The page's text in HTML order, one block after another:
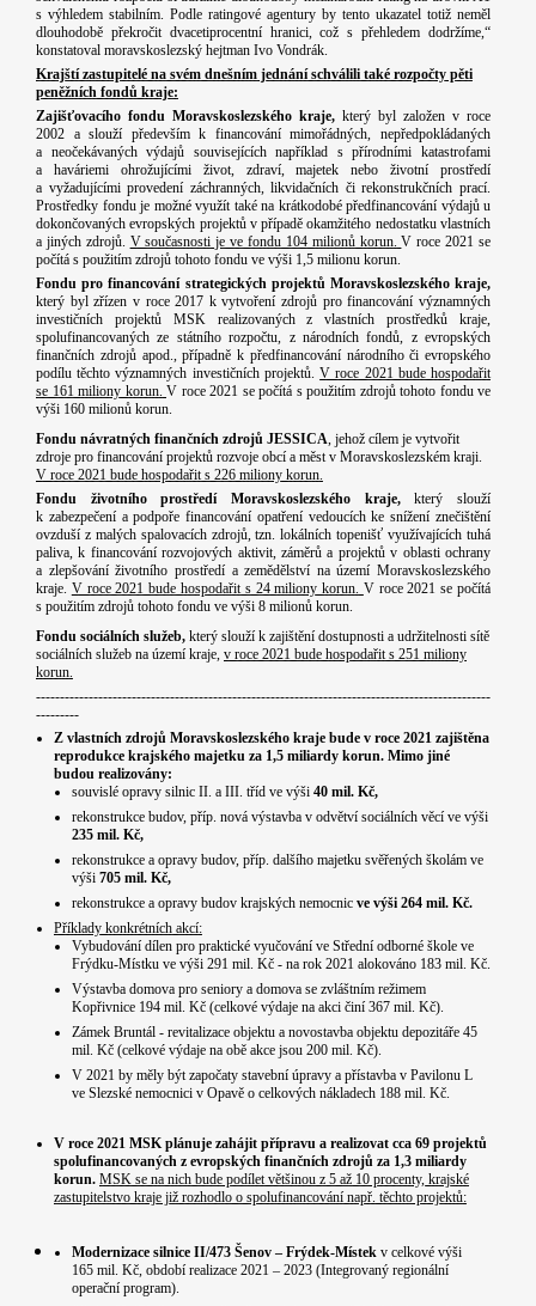
s výhledem stabilním. Podle ratingové agentury by tento ukazatel totiž neměl
dlouhodobě překročit dvacetiprocentní hranici, což s přehledem dodržíme,“
konstatoval moravskoslezský hejtman Ivo Vondrák.
Krajští zastupitelé na svém dnešním jednání schválili také rozpočty pěti
peněžních fondů kraje:
Zajišťovacího fondu Moravskoslezského kraje, který byl založen v roce
2002 a slouží především k financování mimořádných, nepředpokládaných
a neočekávaných výdajů souvisejících například s přírodními katastrofami
a haváriemi ohrožujícími život, zdraví, majetek nebo životní prostředí
a vyžadujícími provedení záchranných, likvidačních či rekonstrukčních prací.
Prostředky fondu je možné využít také na krátkodobé předfinancování výdajů u
dokončovaných evropských projektů v případě okamžitého nedostatku vlastních
a jiných zdrojů. V současnosti je ve fondu 104 milionů korun.V roce 2021 se
počítá s použitím zdrojů tohoto fondu ve výši 1,5 milionu korun.
Fondu pro financování strategických projektů Moravskoslezského kraje,
který byl zřízen v roce 2017 k vytvoření zdrojů pro financování významných
investičních projektů MSK realizovaných z vlastních prostředků kraje,
spolufinancovaných ze státního rozpočtu, z národních fondů, z evropských
finančních zdrojů apod., případně k předfinancování národního či evropského
podílu těchto významných investičních projektů.V roce 2021 bude hospodařit
se 161 miliony korun. V roce 2021 se počítá s použitím zdrojů tohoto fondu ve
výši 160 milionů korun.
Fondu návratných finančních zdrojů JESSICA , jehož cílem je vytvořit
zdroje pro financování projektů rozvoje obcí a měst v Moravskoslezském kraji.
V roce 2021 bude hospodařit s 226 miliony korun.
Fondu životního prostředí Moravskoslezského kraje,který slouží
k zabezpečení a podpoře financování opatření vedoucích ke snížení znečištění
ovzduší z malých spalovacích zdrojů, tzn. lokálních topenišť využívajících tuhá
paliva, k financování rozvojových aktivit, záměrů a projektů v oblasti ochrany
a zlepšování životního prostředí a zemědělství na území Moravskoslezského
kraje. V roce 2021 bude hospodařit s 24 miliony korun. V roce 2021 se počítá
s použitím zdrojů tohoto fondu ve výši 8 milionů korun.
Fondu sociálních služeb, který slouží k zajištění dostupnosti a udržitelnosti sítě
sociálních služeb na území kraje, v roce 2021 bude hospodařit s 251 miliony
korun.
-----------------------------------------------------------------------------------------------
---------
Z vlastních zdrojů Moravskoslezského kraje bude v roce 2021 zajištěna
reprodukce krajského majetku za 1,5 miliardy korun. Mimo jiné
budou realizovány:
souvislé opravy silnic II. a III. tříd ve výši 40 mil. Kč,
rekonstrukce budov, příp. nová výstavba v odvětví sociálních věcí ve výši
235 mil. Kč,
rekonstrukce a opravy budov, příp. dalšího majetku svěřených školám ve
výši 705 mil. Kč,
rekonstrukce a opravy budov krajských nemocnic ve výši 264 mil. Kč.
Příklady konkrétních akcí:
Vybudování dílen pro praktické vyučování ve Střední odborné škole ve
Frýdku-Místku ve výši 291 mil. Kč - na rok 2021 alokováno 183 mil. Kč.
Výstavba domova pro seniory a domova se zvláštním režimem
Kopřivnice 194 mil. Kč (celkové výdaje na akci činí 367 mil. Kč).
Zámek Bruntál - revitalizace objektu a novostavba objektu depozitáře 45
mil. Kč (celkové výdaje na obě akce jsou 200 mil. Kč).
V 2021 by měly být započaty stavební úpravy a přístavba v Pavilonu L
ve Slezské nemocnici v Opavě o celkových nákladech 188 mil. Kč.
V roce 2021 MSK plánuje zahájit přípravu a realizovat cca 69 projektů
spolufinancovaných z evropských finančních zdrojů za 1,3 miliardy
korun. MSK se na nich bude podílet většinou z 5 až 10 procenty, krajské
zastupitelstvo kraje již rozhodlo o spolufinancování např. těchto projektů:
Modernizace silnice II/473 Šenov – Frýdek-Místek v celkové výši
165 mil. Kč, období realizace 2021 – 2023 (Integrovaný regionální
operační program).